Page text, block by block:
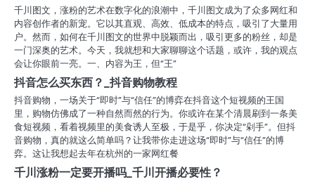
千川图文，涨粉的艺术在数字化的浪潮中，千川图文成为了众多网红和
内容创作者的新宠。它以其直观、高效、低成本的特点，吸引了大量用
户。然而，如何在千川图文的世界中脱颖而出，吸引更多的粉丝，却是
一门深奥的艺术。今天，我就想和大家聊聊这个话题，或许，我的观点
会让你眼前一亮。一、内容为王，但“王”
抖音怎么买东西？_抖音购物教程
抖音购物，一场关于“即时”与“信任”的博弈在抖音这个短视频的王国
里，购物仿佛成了一种自然而然的行为。你或许在某个清晨刷到一条美
食短视频，看着视频里的美食诱人至极，于是乎，你决定“剁手”。但抖
音购物，真的就这么简单吗？让我带你走进这场“即时”与“信任”的博
弈。这让我想起去年在杭州的一家网红餐
千川涨粉一定要开播吗_千川开播必要性？